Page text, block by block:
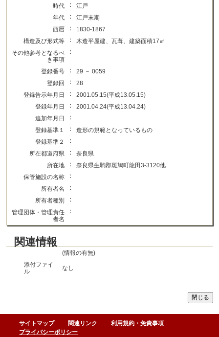
時代
：
江戸
年代
：
江戸末期
西暦
：
1830-1867
構造及び形式等
：
木造平屋建、瓦葺、建築面積17㎡
その他参考となるべ
き事項
：
登録番号 ：
29 － 0059
登録回
：
28
登録告示年月日
：
2001.05.15(平成13.05.15)
登録年月日
：
2001.04.24(平成13.04.24)
追加年月日
：
登録基準１ ：
造形の規範となっているもの
登録基準２
：
所在都道府県 ：
奈良県
所在地
：
奈良県生駒郡斑鳩町龍田3-3120他
保管施設の名称
：
所有者名 ：
所有者種別 ：
管理団体・管理責任
者名
：
関連情報
(情報の有無)
添付ファイ
ル
なし
サイトマップ 関連リンク
利用規約・免責事項
プライバシーポリシー